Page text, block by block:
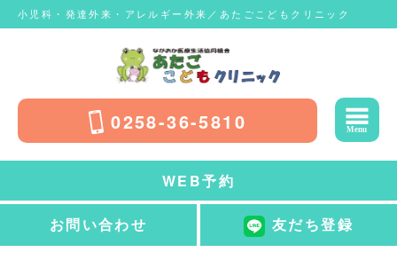
小児科・発達外来・アレルギー外来／あたごこどもクリニック
0258-36-5810
WEB予約
お問い合わせ 友だち登録